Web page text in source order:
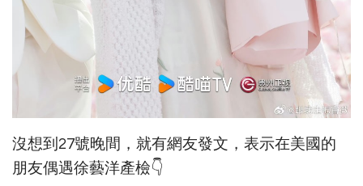
沒想到27號晚間，就有網友發文，表示在美國的
朋友偶遇徐藝洋產檢👇